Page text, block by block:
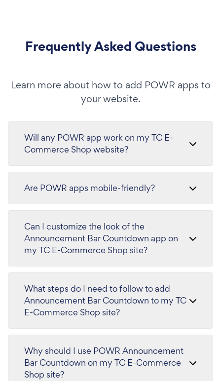
Frequently Asked Questions
Learn more about how to add POWR apps to
your website.
Will any POWR app work on my TC E-
Commerce Shop website?
Are POWR apps mobile-friendly?
Can I customize the look of the
Announcement Bar Countdown app on
my TC E-Commerce Shop site?
What steps do I need to follow to add
Announcement Bar Countdown to my TC
E-Commerce Shop site?
Why should I use POWR Announcement
Bar Countdown on my TC E-Commerce
Shop site?